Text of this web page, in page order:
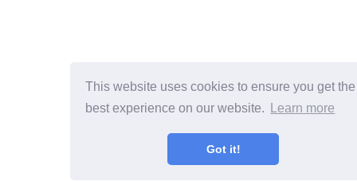
This website uses cookies to ensure you get the
best experience on our website.
Learn more
Got it!